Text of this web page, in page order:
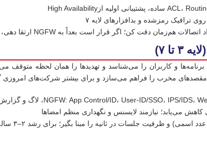
ترافیک رمز‌شده و بدافزارهای لایه ۷
و کاربران را می‌شناسد و تهدیدها را همان لحظه متوقف
مخرب را فراهم می‌سازد و برای بیشتر شرکت‌های امروزی